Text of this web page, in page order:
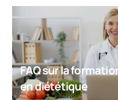
FAQ sur la
en diététique